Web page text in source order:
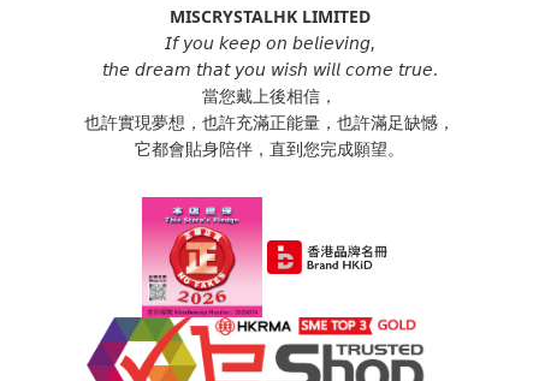
MISCRYSTALHK LIMITED
𝘐𝘧 𝘺𝘰𝘶 𝘬𝘦𝘦𝘱 𝘰𝘯 𝘣𝘦𝘭𝘪𝘦𝘷𝘪𝘯𝘨,
𝘵𝘩𝘦 𝘥𝘳𝘦𝘢𝘮 𝘵𝘩𝘢𝘵 𝘺𝘰𝘶 𝘸𝘪𝘴𝘩 𝘸𝘪𝘭𝘭 𝘤𝘰𝘮𝘦 𝘵𝘳𝘶𝘦.
當您戴上後相信，
也許實現夢想，也許充滿正能量，也許滿足缺憾，
它都會貼身陪伴，直到您完成願望。